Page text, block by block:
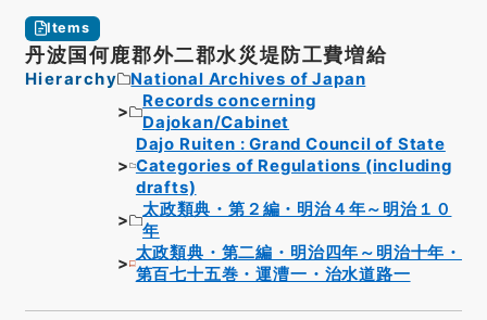
Items
丹波国何鹿郡外二郡水災堤防工費増給
Hierarchy
National Archives of Japan
Records concerning
Dajokan/Cabinet
Dajo Ruiten : Grand Council of State
Categories of Regulations (including
drafts)
太政類典・第２編・明治４年～明治１０
年
太政類典・第二編・明治四年～明治十年・
第百七十五巻・運漕一・治水道路一